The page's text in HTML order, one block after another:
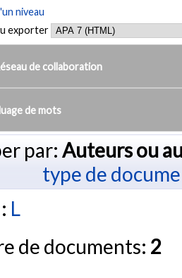
niveau
exporter
de collaboration
de mots
par: Auteurs ou
type de
L
de documents: 2